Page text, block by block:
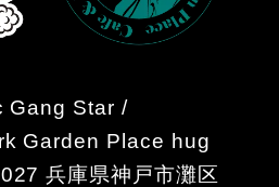
Gang Star /
Garden Place hug
兵庫県神戸市灘区